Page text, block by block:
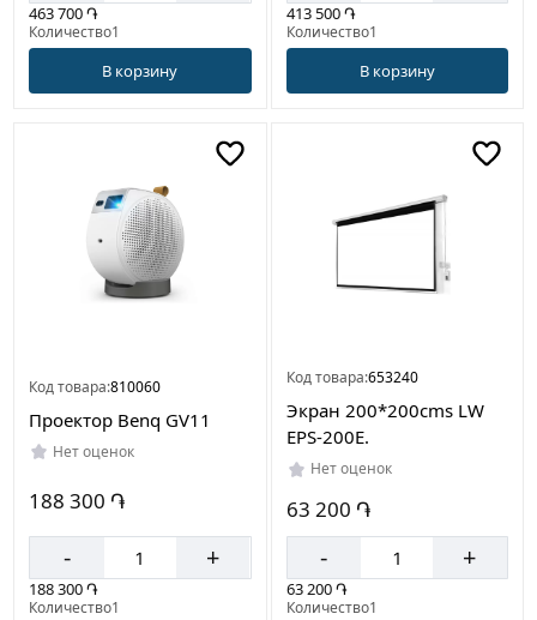
463 700 ֏
Количество1
В корзину
413 500 ֏
Количество1
В корзину
Код товара:810060
Проектор Benq GV11
Нет оценок
188 300 ֏
- +
188 300 ֏
Количество1
Код товара:653240
Экран 200*200cms LW
EPS-200E.
Нет оценок
63 200 ֏
- +
63 200 ֏
Количество1